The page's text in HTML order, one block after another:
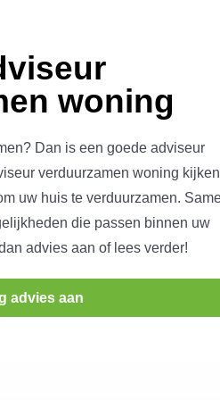
woning
Dan is een goede adviseur
verduurzamen woning kijken
uw huis te verduurzamen.
die passen binnen uw
advies aan of lees verder!
advies aan